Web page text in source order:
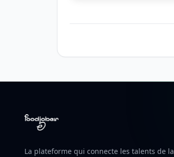
La plateforme qui connecte les talents de la